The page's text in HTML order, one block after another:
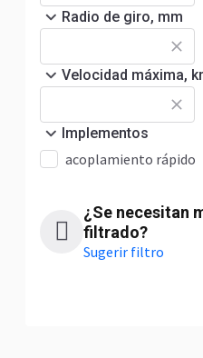
Radio de giro, mm
Velocidad máxima,
Implementos
acoplamiento rápido
¿Se necesitan
filtrado?
Sugerir filtro